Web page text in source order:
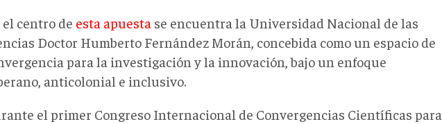
el centro de esta apuesta se encuentra la Universidad Nacional de las
Doctor Humberto Fernández Morán, concebida como un espacio de
para la investigación y la innovación, bajo un enfoque
anticolonial e inclusivo.
el primer Congreso Internacional de Convergencias Científicas para